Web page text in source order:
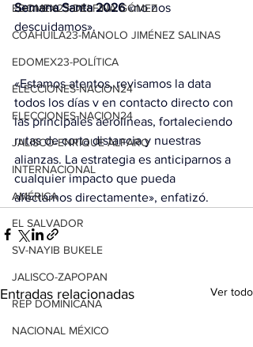
EDOMEX23-DELFINA GÓMEZ
COAHUILA23-MANOLO JIMÉNEZ SALINAS
EDOMEX23-POLÍTICA
ELECCIONES-NACION24
ELECCIONES-NACION24
JALISCO-ENRIQUE ALFARO
INTERNACIONAL
AMÉRICA
EL SALVADOR
SV-NAYIB BUKELE
JALISCO-ZAPOPAN
REP DOMINICANA
NACIONAL MÉXICO
Semana Santa 2026 «no nos
descuidamos».
«Estamos atentos, revisamos la data
todos los días v en contacto directo con
las principales aerolíneas, fortaleciendo
rutas de corta distancia y nuestras
alianzas. La estrategia es anticiparnos a
cualquier impacto que pueda
afectarnos directamente», enfatizó.
Entradas relacionadas Ver todo